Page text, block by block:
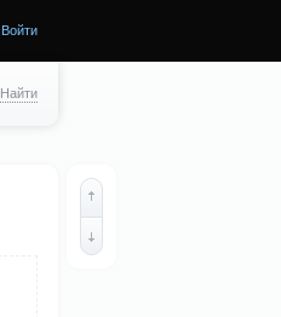
Войти
Найти